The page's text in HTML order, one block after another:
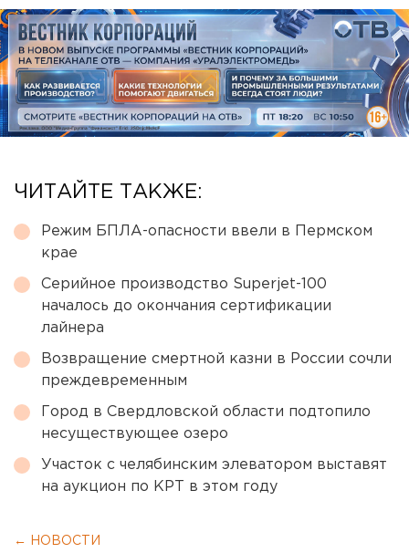
ЧИТАЙТЕ ТАКЖЕ:
Режим БПЛА-опасности ввели в Пермском
крае
Серийное производство Superjet-100
началось до окончания сертификации
лайнера
Возвращение смертной казни в России сочли
преждевременным
Город в Свердловской области подтопило
несуществующее озеро
Участок с челябинским элеватором выставят
на аукцион по КРТ в этом году
← НОВОСТИ